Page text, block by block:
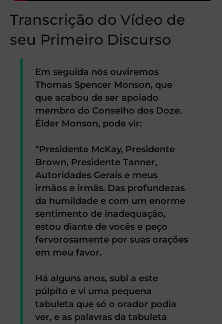
Transcrição do Vídeo de
seu Primeiro Discurso
Em seguida nós ouviremos
Thomas Spencer Monson, que
que acabou de ser apoiado
membro do Conselho dos Doze.
Élder Monson, pode vir:
“Presidente McKay, Presidente
Brown, Presidente Tanner,
Autoridades Gerais e meus
irmãos e irmãs. Das profundezas
da humildade e com um enorme
sentimento de inadequação,
estou diante de vocês e peço
fervorosamente por suas orações
em meu favor.
Há alguns anos, subi a este
púlpito e vi uma pequena
tabuleta que só o orador podia
ver, e as palavras da tabuleta